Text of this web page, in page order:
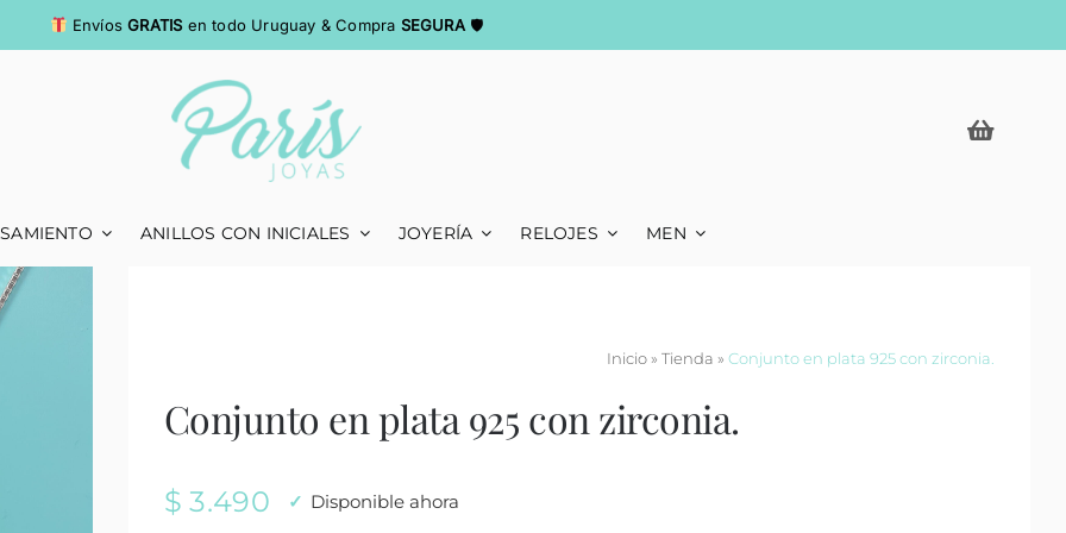
EnvíosGRATIS en todo Uruguay & Compra SEGURA🛡
ANILLOS CON INICIALES JOYERÍA RELOJES MEN
Inicio» Tienda » Conjunto en plata 925 con zirconia.
Conjunto en plata 925 con zirconia.
$ 3.490 Disponible ahora